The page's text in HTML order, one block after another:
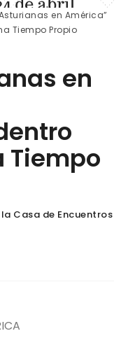
en América”
Tiempo Propio
en
Tiempo
Casa de Encuentros